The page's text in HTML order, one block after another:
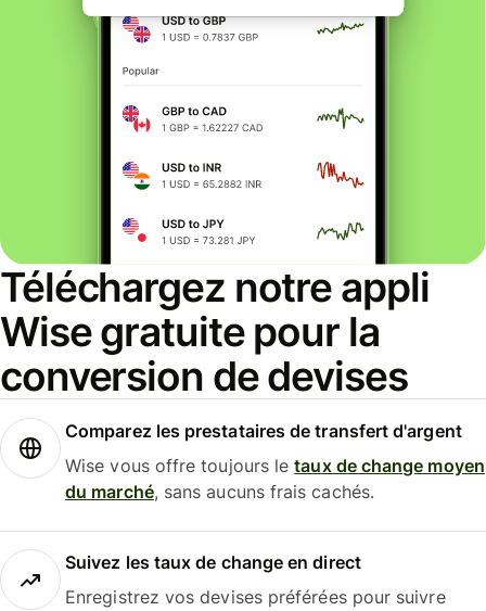
Téléchargez notre appli
Wise gratuite pour la
conversion de devises
Comparez les prestataires de transfert d'argent
Wise vous offre toujours letaux de change moyen
du marché, sans aucuns frais cachés.
Suivez les taux de change en direct
Enregistrez vos devises préférées pour suivre